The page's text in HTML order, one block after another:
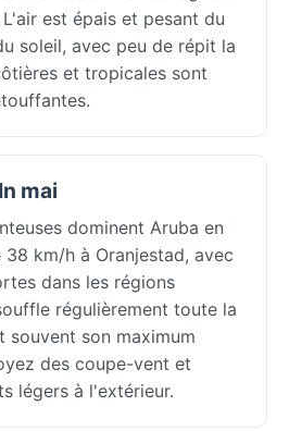
est épais et pesant du
soleil, avec peu de répit la
et tropicales sont
mai
dominent Aruba en
38 km/h à Oranjestad, avec
dans les régions
régulièrement toute la
souvent son maximum
des coupe-vent et
légers à l'extérieur.